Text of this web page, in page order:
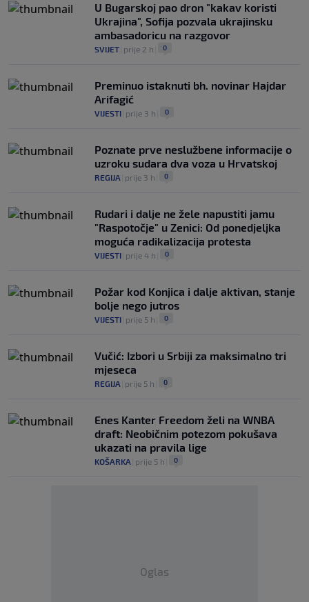
U Bugarskoj pao dron "kakav koristi
Ukrajina", Sofija pozvala ukrajinsku
ambasadoricu na razgovor
SVIJET prije 2 h 0
Preminuo istaknuti bh. novinar Hajdar
Arifagić
VIJESTI prije 3 h 0
Poznate prve neslužbene informacije o
uzroku sudara dva voza u Hrvatskoj
REGIJA prije 3 h 0
Rudari i dalje ne žele napustiti jamu
"Raspotočje" u Zenici: Od ponedjeljka
moguća radikalizacija protesta
VIJESTI prije 4 h 0
Požar kod Konjica i dalje aktivan, stanje
bolje nego jutros
VIJESTI prije 5 h 0
Vučić: Izbori u Srbiji za maksimalno tri
mjeseca
REGIJA prije 5 h 0
Enes Kanter Freedom želi na WNBA
draft: Neobičnim potezom pokušava
ukazati na pravila lige
KOŠARKA prije 5 h 0
Oglas